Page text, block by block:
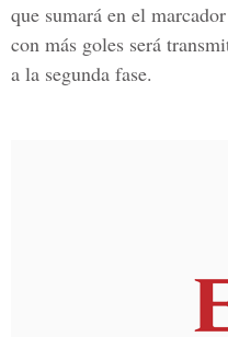
que sumará en el
con más goles será
a la segunda fase.